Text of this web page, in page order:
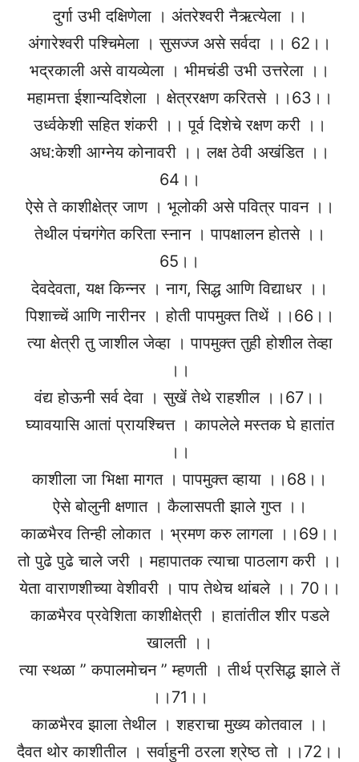
दुर्गा उभी दक्षिणेला । अंतरेश्वरी नैऋत्येला ।।
अंगारेश्वरी पश्चिमेला । सुसज्ज असे सर्वदा ।। 62।।
भद्रकाली असे वायव्येला । भीमचंडी उभी उत्तरेला ।।
महामत्ता ईशान्यदिशेला । क्षेत्ररक्षण करितसे ।।63।।
उर्ध्वकेशी सहित शंकरी ।। पूर्व दिशेचे रक्षण करी ।।
अध:केशी आग्नेय कोनावरी ।। लक्ष ठेवी अखंडित ।।
64।।
ऐसे ते काशीक्षेत्र जाण । भूलोकी असे पवित्र पावन ।।
तेथील पंचगंगेत करिता स्नान । पापक्षालन होतसे ।।
65।।
देवदेवता, यक्ष किन्नर । नाग, सिद्ध आणि विद्याधर ।।
पिशाच्चें आणि नारीनर । होती पापमुक्त तिथें ।।66।।
त्या क्षेत्री तु जाशील जेव्हा । पापमुक्त तुही होशील तेव्हा
।।
वंद्य होऊनी सर्व देवा । सुखें तेथे राहशील ।।67।।
घ्यावयासि आतां प्रायश्चित्त । कापलेले मस्तक घे हातांत
।।
काशीला जा भिक्षा मागत । पापमुक्त व्हाया ।।68।।
ऐसे बोलुनी क्षणात । कैलासपती झाले गुप्त ।।
काळभैरव तिन्ही लोकात । भ्रमण करु लागला ।।69।।
तो पुढे पुढे चाले जरी । महापातक त्याचा पाठलाग करी ।।
येता वाराणशीच्या वेशीवरी । पाप तेथेच थांबले ।। 70।।
काळभैरव प्रवेशिता काशीक्षेत्री । हातांतील शीर पडले
खालती ।।
त्या स्थळा ” कपालमोचन ” म्हणती । तीर्थ प्रसिद्ध झाले तें
।।71।।
काळभैरव झाला तेथील । शहराचा मुख्य कोतवाल ।।
दैवत थोर काशीतील । सर्वाहुनी ठरला श्रेष्ठ तो ।।72।।